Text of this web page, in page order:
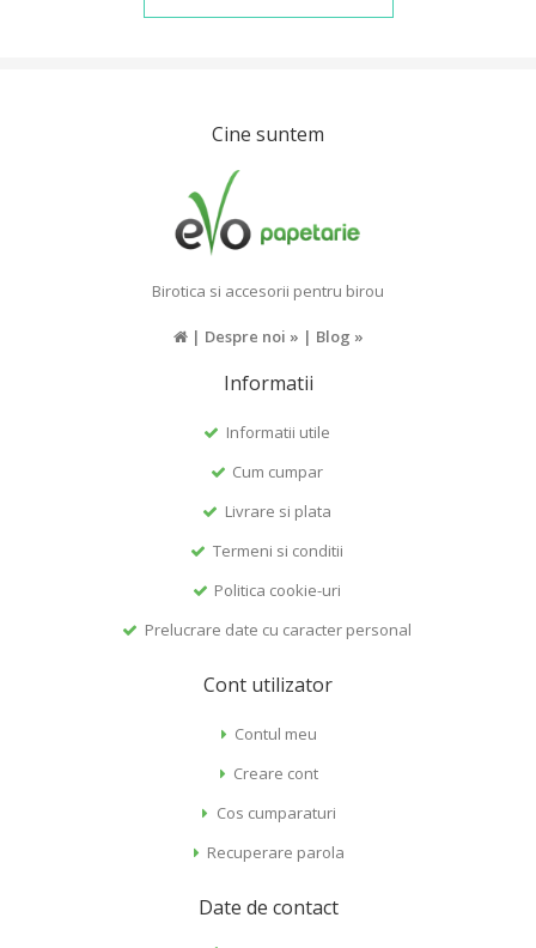
Cine suntem
Birotica si accesorii pentru birou
| Despre noi » | Blog »
Informatii
Informatii utile
Cum cumpar
Livrare si plata
Termeni si conditii
Politica cookie-uri
Prelucrare date cu caracter personal
Cont utilizator
Contul meu
Creare cont
Cos cumparaturi
Recuperare parola
Date de contact